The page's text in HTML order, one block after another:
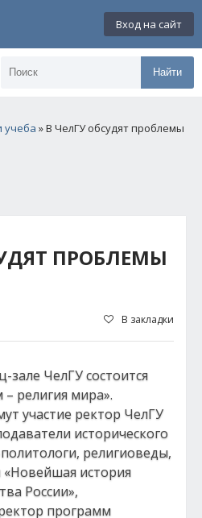
Вход на сайт
Найти
учеба » В ЧелГУ обсудят проблемы
ПРОБЛЕМЫ
В закладки
зале ЧелГУ состоится
– религия мира».
участие ректор ЧелГУ
исторического
религиоведы,
«Новейшая история
России»,
программ